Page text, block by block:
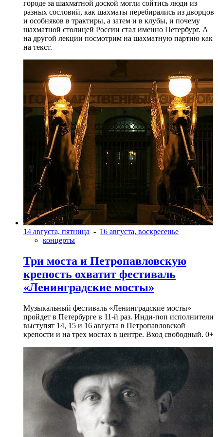
городе за шахматной доской могли сойтись люди из
разных сословий, как шахматы перебирались из дворцов
и особняков в трактиры, а затем и в клубы, и почему
шахматной столицей России стал именно Петербург. А
на другой лекции посмотрим на шахматную партию как
на текст.
14 августа, пятница - 16 августа, воскресенье
концерты
Три моста и Петропавловскую
крепость охватит фестиваль
«Ленинградские мосты»
Музыкальный фестиваль «Ленинградские мосты»
пройдет в Петербурге в 11-й раз. Инди-поп исполнители
выступят 14, 15 и 16 августа в Петропавловской
крепости и на трех мостах в центре. Вход свободный. 0+